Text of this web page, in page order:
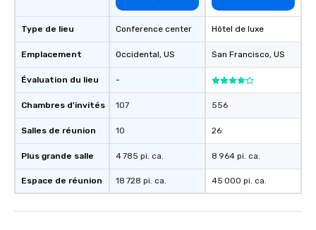
Type de lieu
Emplacement
Évaluation du lieu
Chambres d'invités
Salles de réunion
Plus grande salle
Espace de réunion
Conference center
Occidental, US
-
107
10
4 785 pi. ca.
18 728 pi. ca.
Hôtel de luxe
San Francisco, US
556
26
8 964 pi. ca.
45 000 pi. ca.